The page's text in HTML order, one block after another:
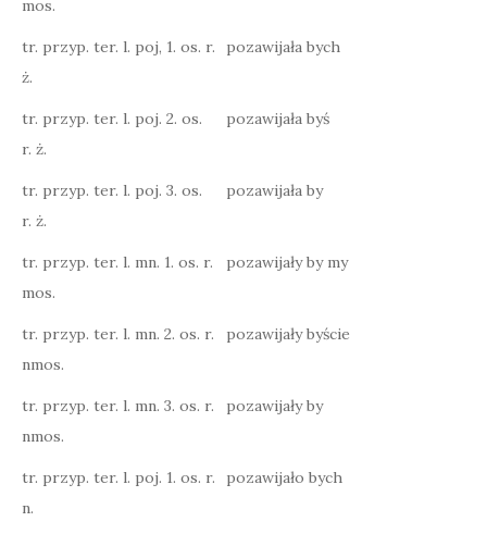
mos.
tr. przyp. ter. l. poj, 1. os. r.
ż.
pozawijała bych
tr. przyp. ter. l. poj. 2. os.
r. ż.
pozawijała byś
tr. przyp. ter. l. poj. 3. os.
r. ż.
pozawijała by
tr. przyp. ter. l. mn. 1. os. r.
mos.
pozawijały by my
tr. przyp. ter. l. mn. 2. os. r.
nmos.
pozawijały byście
tr. przyp. ter. l. mn. 3. os. r.
nmos.
pozawijały by
tr. przyp. ter. l. poj. 1. os. r.
n.
pozawijało bych